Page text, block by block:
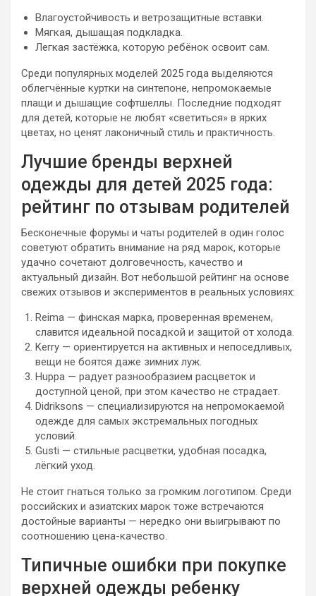
Влагоустойчивость и ветрозащитные вставки.
Мягкая, дышащая подкладка.
Легкая застёжка, которую ребёнок освоит сам.
Среди популярных моделей 2025 года выделяются
облегчённые куртки на синтепоне, непромокаемые
плащи и дышащие софтшеллы. Последние подходят
для детей, которые не любят «светиться» в ярких
цветах, но ценят лаконичный стиль и практичность.
Лучшие бренды верхней
одежды для детей 2025 года:
рейтинг по отзывам родителей
Бесконечные форумы и чаты родителей в один голос
советуют обратить внимание на ряд марок, которые
удачно сочетают долговечность, качество и
актуальный дизайн. Вот небольшой рейтинг на основе
свежих отзывов и экспериментов в реальных условиях:
Reima — финская марка, проверенная временем,
славится идеальной посадкой и защитой от холода.
Kerry — ориентируется на активных и непоседливых,
вещи не боятся даже зимних луж.
Huppa — радует разнообразием расцветок и
доступной ценой, при этом качество не страдает.
Didriksons — специализируются на непромокаемой
одежде для самых экстремальных погодных
условий.
Gusti — стильные расцветки, удобная посадка,
лёгкий уход.
Не стоит гнаться только за громким логотипом. Среди
российских и азиатских марок тоже встречаются
достойные варианты — нередко они выигрывают по
соотношению цена-качество.
Типичные ошибки при покупке
верхней одежды ребенку